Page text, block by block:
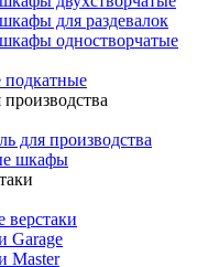
для раздевалок
одностворчатые
для производства
шкафы
верстаки
Garage
Master